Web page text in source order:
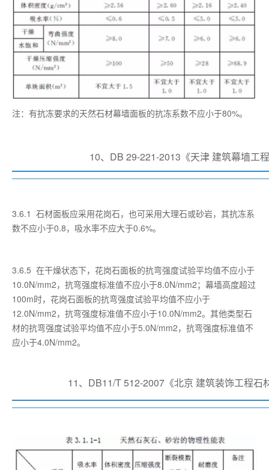
注：有抗冻要求的天然石材幕墙面板的抗冻系数不应小于80%。
10、DB 29-221-2013《天津 建筑幕墙工
3.6.1 石材面板应采用花岗石，也可采用大理石或砂岩，其抗冻系
数不应小于0.8，吸水率不应大于0.6%。
3.6.5 在干燥状态下，花岗石面板的抗弯强度试验平均值不应小于
10.0N/mm2，抗弯强度标准值不应小于8.0N/mm2；幕墙高度超过
100m时，花岗石面板的抗弯强度试验平均值不应小于
12.0N/mm2，抗弯强度标准值不应小于10.0N/mm2。其他类型石
材的抗弯强度试验平均值不应小于5.0N/mm2，抗弯强度标准值不
应小于4.0N/mm2。
11、DB11/T 512-2007《北京 建筑装饰工程石